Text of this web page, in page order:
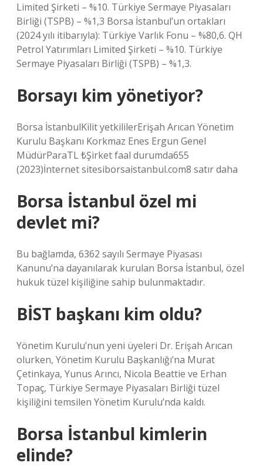
Limited Şirketi – %10. Türkiye Sermaye Piyasaları
Birliği (TSPB) – %1,3 Borsa İstanbul’un ortakları
(2024 yılı itibarıyla): Türkiye Varlık Fonu – %80,6. QH
Petrol Yatırımları Limited Şirketi – %10. Türkiye
Sermaye Piyasaları Birliği (TSPB) – %1,3.
Borsayı kim yönetiyor?
Borsa İstanbulKilit yetkililerErişah Arıcan Yönetim
Kurulu Başkanı Korkmaz Enes Ergun Genel
MüdürParaTL ₺Şirket faal durumda655
(2023)İnternet sitesiborsaistanbul.com8 satır daha
Borsa İstanbul özel mi
devlet mi?
Bu bağlamda, 6362 sayılı Sermaye Piyasası
Kanunu’na dayanılarak kurulan Borsa İstanbul, özel
hukuk tüzel kişiliğine sahip bulunmaktadır.
BİST başkanı kim oldu?
Yönetim Kurulu’nun yeni üyeleri Dr. Erişah Arıcan
olurken, Yönetim Kurulu Başkanlığı’na Murat
Çetinkaya, Yunus Arıncı, Nicola Beattie ve Erhan
Topaç, Türkiye Sermaye Piyasaları Birliği tüzel
kişiliğini temsilen Yönetim Kurulu’nda kaldı.
Borsa İstanbul kimlerin
elinde?